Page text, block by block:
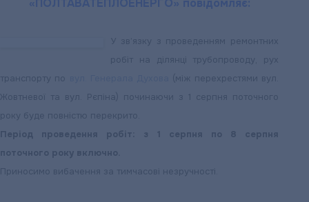
«ПОЛТАВАТЕПЛОЕНЕРГО» повідомляє:
У зв’язку з проведенням ремонтних
робіт на ділянці трубопроводу, рух
транспорту по
(між перехрестями вул.
Жовтневої та вул. Рєпіна) починаючи з 1 серпня поточного
року буде повністю перекрито.
Період проведення робіт: з 1 серпня по 8 серпня
поточного року включно.
Приносимо вибачення за тимчасові незручності.